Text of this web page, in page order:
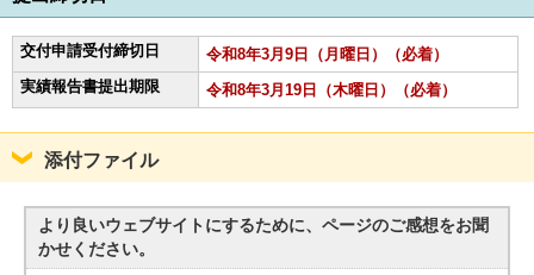
交付申請受付締切日
令和8年3月9日（月曜日）（必着）
実績報告書提出期限
令和8年3月19日（木曜日）（必着）
添付ファイル
より良いウェブサイトにするために、ページのご感想をお聞
かせください。